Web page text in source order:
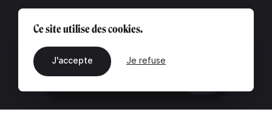
Ce site utilise des cookies.
J'accepte Je refuse